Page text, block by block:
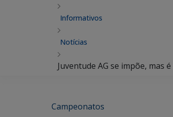
Informativos
Notícias
Juventude AG se impõe, mas
Campeonatos